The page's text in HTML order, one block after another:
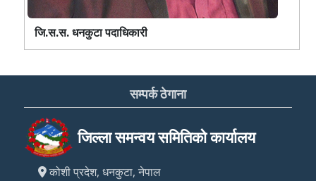
जि.स.स. धनकुटा पदाधिकारी
सम्पर्क ठेगाना
जिल्ला समन्वय समितिको कार्यालय
कोशी प्रदेश, धनकुटा, नेपाल